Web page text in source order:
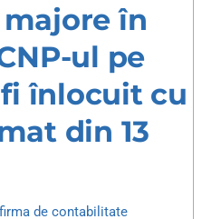
în
ul pe
înlocuit cu
din 13
firma de contabilitate